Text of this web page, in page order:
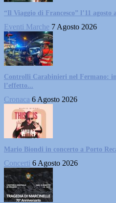
“Il Viaggio di Francesco” l’11 agosto
Eventi Marche 7 Agosto 2026
Controlli Carabinieri nel Fermano:
l’effetto...
Cronaca 6 Agosto 2026
Mario Biondi in concerto a Porto
Concerti 6 Agosto 2026